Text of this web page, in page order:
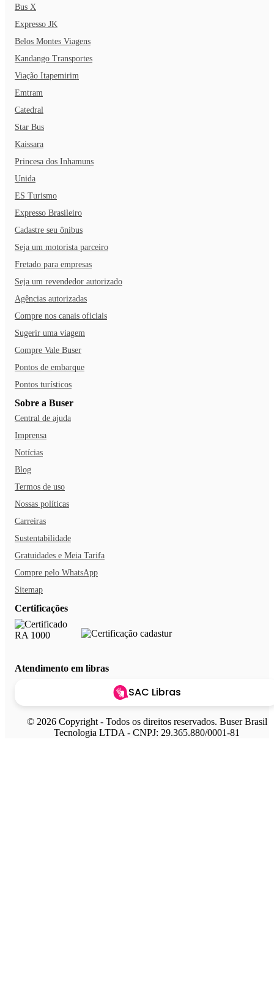
Bus X
Expresso JK
Belos Montes Viagens
Kandango Transportes
Viação Itapemirim
Emtram
Catedral
Star Bus
Kaissara
Princesa dos Inhamuns
Unida
ES Turismo
Expresso Brasileiro
Cadastre seu ônibus
Seja um motorista parceiro
Fretado para empresas
Seja um revendedor autorizado
Agências autorizadas
Compre nos canais oficiais
Sugerir uma viagem
Compre Vale Buser
Pontos de embarque
Pontos turísticos
Sobre a Buser
Central de ajuda
Imprensa
Notícias
Blog
Termos de uso
Nossas políticas
Carreiras
Sustentabilidade
Gratuidades e Meia Tarifa
Compre pelo WhatsApp
Sitemap
Certificações
Atendimento em libras
SAC Libras
© 2026 Copyright - Todos os direitos reservados. Buser Brasil
Tecnologia LTDA - CNPJ: 29.365.880/0001-81